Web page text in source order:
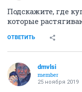
Подскажите, где
которые
ОТВЕТИТЬ
dmvlsi
member
25 ноября 2019